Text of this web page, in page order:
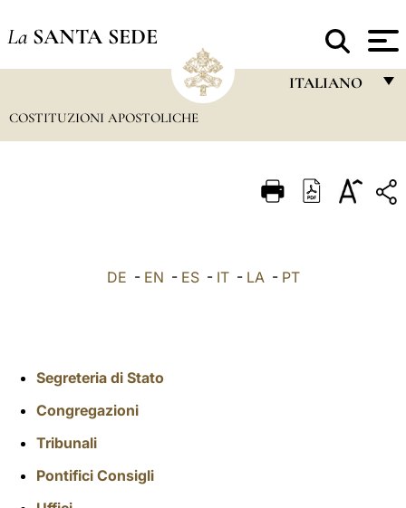
La SANTA SEDE
ITALIANO
ITALIANO
COSTITUZIONI APOSTOLICHE
DE - EN - ES- IT- LA- PT
Segreteria di Stato
Congregazioni
Tribunali
Pontifici Consigli